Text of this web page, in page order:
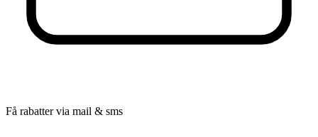
Få rabatter via mail & sms